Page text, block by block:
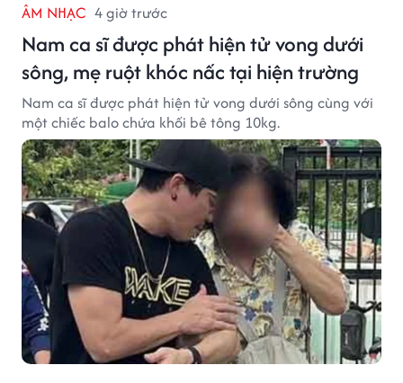
ÂM NHẠC 4 giờ trước
Nam ca sĩ được phát hiện tử vong dưới
sông, mẹ ruột khóc nấc tại hiện trường
Nam ca sĩ được phát hiện tử vong dưới sông cùng với
một chiếc balo chứa khối bê tông 10kg.